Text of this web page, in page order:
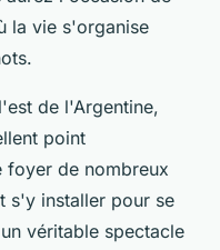
la vie s'organise
de l'Argentine,
point
foyer de nombreux
s'y installer pour se
véritable spectacle